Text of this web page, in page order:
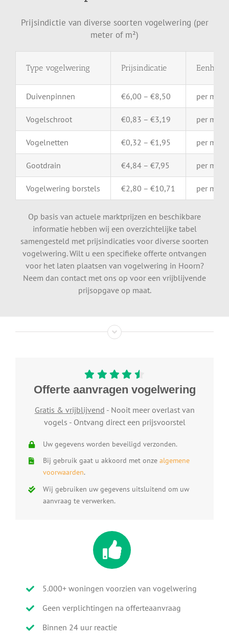
Prijsindictie van diverse soorten vogelwering (per
meter of m²)
Type vogelwering Prijsindicatie Eenheid
Duivenpinnen €6,00 – €8,50 per meter
Vogelschroot €0,83 – €3,19 per meter
Vogelnetten €0,32 – €1,95 per m²
Gootdrain €4,84 – €7,95 per meter
Vogelwering borstels €2,80 – €10,71 per meter
Op basis van actuele marktprijzen en beschikbare
informatie hebben wij een overzichtelijke tabel
samengesteld met prijsindicaties voor diverse soorten
vogelwering. Wilt u een specifieke offerte ontvangen
voor het laten plaatsen van vogelwering in Hoorn?
Neem dan contact met ons op voor een vrijblijvende
prijsopgave op maat.
Offerte aanvragen vogelwering
Gratis & vrijblijvend - Nooit meer overlast van
vogels - Ontvang direct een prijsvoorstel
Uw gegevens worden beveiligd verzonden.
Bij gebruik gaat u akkoord met onze algemene
voorwaarden.
Wij gebruiken uw gegevens uitsluitend om uw
aanvraag te verwerken.
5.000+ woningen voorzien van vogelwering
Geen verplichtingen na offerteaanvraag
Binnen 24 uur reactie